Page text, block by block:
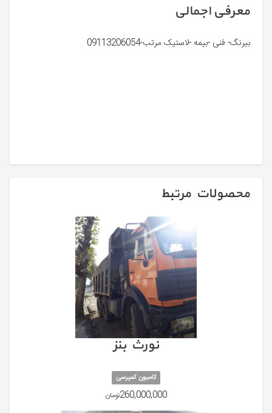
معرفی اجمالی
بیرنگ- فنی -بیمه -لاستیک مرتب-09113206054
محصولات مرتبط
نورث بنز
کامیون کمپرسی
260,000,000تومان